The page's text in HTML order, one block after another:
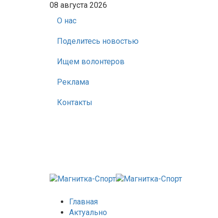
08 августа 2026
О нас
Поделитесь новостью
Ищем волонтеров
Реклама
Контакты
Главная
Актуально